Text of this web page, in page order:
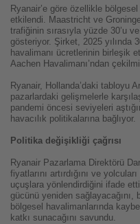
Ryanair’e göre özellikle
etkilendi. Maastricht ve
trafiğinin sırasıyla yüzde 30’u
gösteriyor. Şirket, 2025 yılında
havalimanı ücretlerinin birleşik
Aachen Havalimanı’ndan
Ryanair, Hollanda’daki tabloyu
pazarlardaki gelişmelerle
pandemi öncesi seviyeleri
havacılık politikalarına bağlıyor.
Politika değişikliği çağrısı
Ryanair Pazarlama Direktörü
fiyatlarını artırdığını ve
uçuşlara yönlendirdiğini ifade
gücünü yeniden sağlayacağını,
bölgesel havalimanlarında
katkı sunacağını savundu.